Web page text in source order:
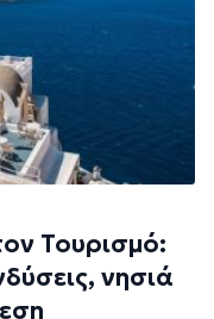
Τουρισμό:
νησιά